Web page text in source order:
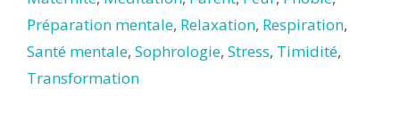
Préparation mentale, Relaxation, Respiration,
Santé mentale, Sophrologie, Stress, Timidité,
Transformation